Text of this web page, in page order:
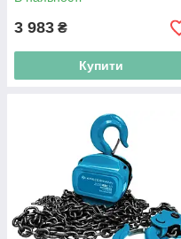
3 983 ₴
Купити